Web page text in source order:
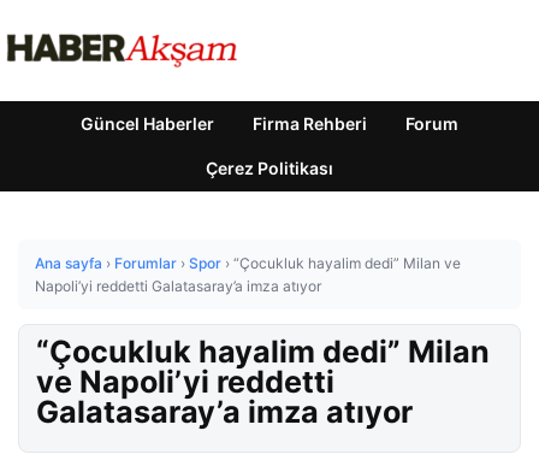
Güncel Haberler Firma Rehberi Forum
Çerez Politikası
Ana sayfa › Forumlar › Spor › “Çocukluk hayalim dedi” Milan ve
Napoli’yi reddetti Galatasaray’a imza atıyor
“Çocukluk hayalim dedi” Milan
ve Napoli’yi reddetti
Galatasaray’a imza atıyor